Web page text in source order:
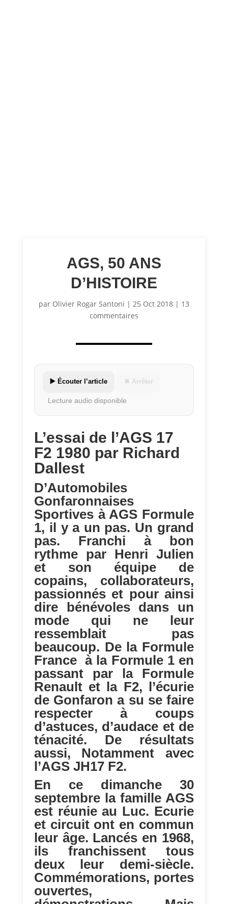
AGS, 50 ANS
D’HISTOIRE
par Olivier Rogar Santoni | 25 Oct 2018| 13
commentaires
▶️ Écouter l’article ⏹ Arrêter
Lecture audio disponible
L’essai de l’AGS 17
F2 1980 par Richard
Dallest
D’Automobiles
Gonfaronnaises
Sportives à AGS Formule
1, il y a un pas. Un grand
pas. Franchi à bon
rythme par Henri Julien
et son équipe de
copains, collaborateurs,
passionnés et pour ainsi
dire bénévoles dans un
mode qui ne leur
ressemblait pas
beaucoup. De la Formule
France à la Formule 1 en
passant par la Formule
Renault et la F2, l’écurie
de Gonfaron a su se faire
respecter à coups
d’astuces, d’audace et de
ténacité. De résultats
aussi, Notamment avec
l’AGS JH17 F2.
En ce dimanche 30
septembre la famille AGS
est réunie au Luc. Ecurie
et circuit ont en commun
leur âge. Lancés en 1968,
ils franchissent tous
deux leur demi-siècle.
Commémorations, portes
ouvertes,